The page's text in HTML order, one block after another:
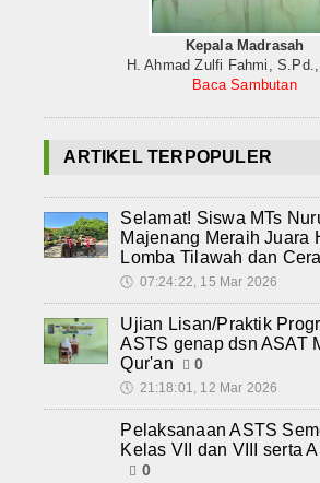
Kepala Madrasah
H. Ahmad Zulfi Fahmi,
Baca Sambutan
ARTIKEL TERPOPULER
Selamat! Siswa MTs
Majenang Meraih Juara
Lomba Tilawah dan
🕔 07:24:22, 15 Mar 2026
Ujian Lisan/Praktik
ASTS genap dsn ASAT
Qur'an
0
🕔 21:18:01, 12 Mar 2026
Pelaksanaan ASTS
Kelas VII dan VIII serta
0